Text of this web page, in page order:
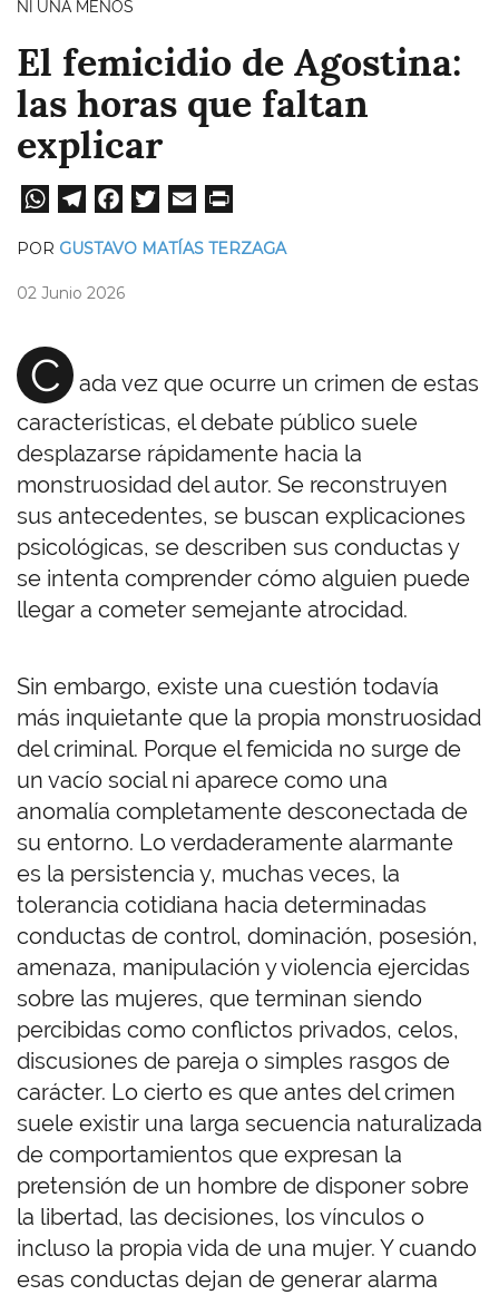
NI UNA MENOS
El femicidio de Agostina:
las horas que faltan
explicar
W
A
pp
Te
a
Fa
ok
wi
POR GUSTAVO MATÍAS TERZAGA
02 Junio 2026
C
ada vez que ocurre un crimen de estas
características, el debate público suele
desplazarse rápidamente hacia la
monstruosidad del autor. Se reconstruyen
sus antecedentes, se buscan explicaciones
psicológicas, se describen sus conductas y
se intenta comprender cómo alguien puede
llegar a cometer semejante atrocidad.
Sin embargo, existe una cuestión todavía
más inquietante que la propia monstruosidad
del criminal. Porque el femicida no surge de
un vacío social ni aparece como una
anomalía completamente desconectada de
su entorno. Lo verdaderamente alarmante
es la persistencia y, muchas veces, la
tolerancia cotidiana hacia determinadas
conductas de control, dominación, posesión,
amenaza, manipulación y violencia ejercidas
sobre las mujeres, que terminan siendo
percibidas como conflictos privados, celos,
discusiones de pareja o simples rasgos de
carácter. Lo cierto es que antes del crimen
suele existir una larga secuencia naturalizada
de comportamientos que expresan la
pretensión de un hombre de disponer sobre
la libertad, las decisiones, los vínculos o
incluso la propia vida de una mujer. Y cuando
esas conductas dejan de generar alarma